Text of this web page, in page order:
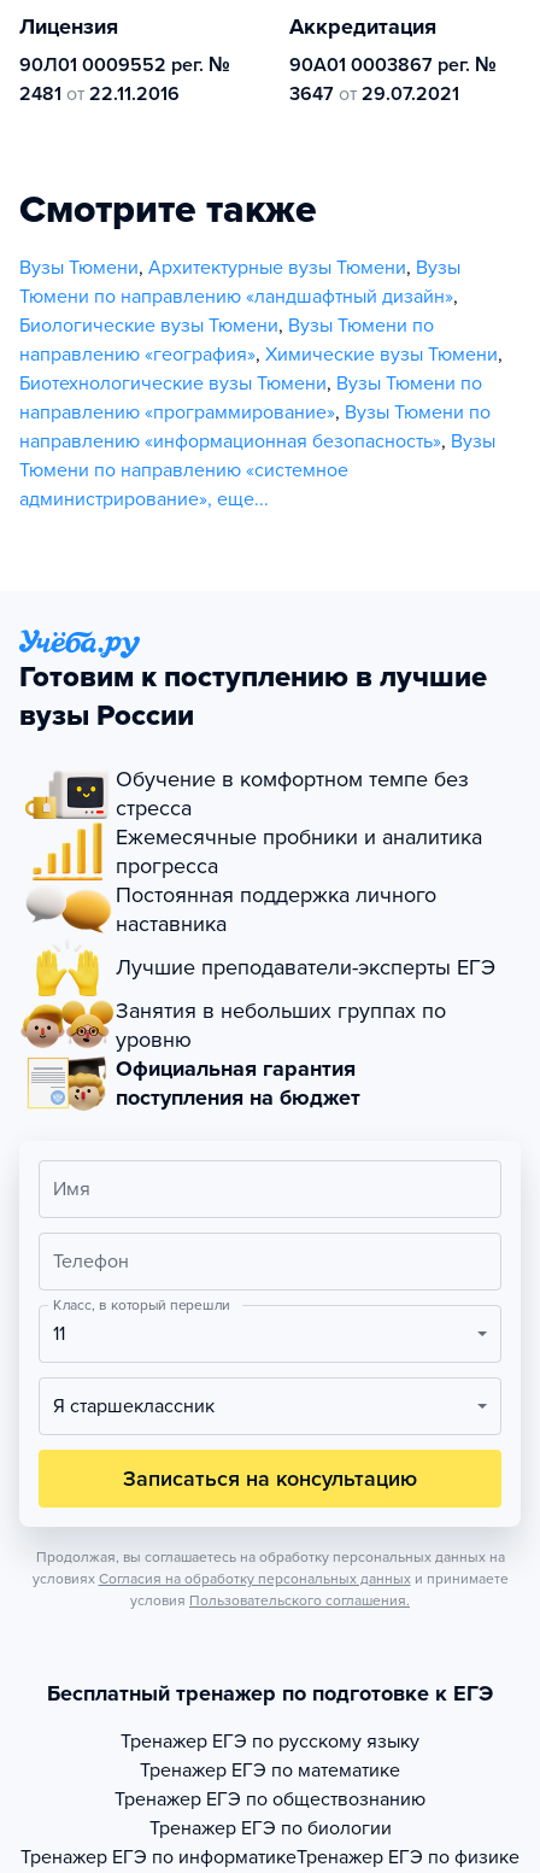
Лицензия
90Л01 0009552 рег. №
2481 от 22.11.2016
Аккредитация
90А01 0003867 рег. №
3647 от 29.07.2021
Смотрите также
Вузы Тюмени, Архитектурные вузы Тюмени, Вузы
Тюмени по направлению «ландшафтный дизайн»,
Биологические вузы Тюмени, Вузы Тюмени по
направлению «география», Химические вузы Тюмени,
Биотехнологические вузы Тюмени, Вузы Тюмени по
направлению «программирование», Вузы Тюмени по
направлению «информационная безопасность», Вузы
Тюмени по направлению «системное
администрирование», еще...
Готовим к поступлению в лучшие
вузы России
Обучение в комфортном темпе без
стресса
Ежемесячные пробники и аналитика
прогресса
Постоянная поддержка личного
наставника
Лучшие преподаватели-эксперты ЕГЭ
Занятия в небольших группах по
уровню
Официальная гарантия
поступления на бюджет
Имя
Телефон
Класс, в который перешли
11
Я старшеклассник
Записаться на консультацию
Продолжая, вы соглашаетесь на обработку персональных данных на
условиях Согласия на обработку персональных данных и принимаете
условия Пользовательского соглашения.
Бесплатный тренажер по подготовке к ЕГЭ
Тренажер ЕГЭ по русскому языку
Тренажер ЕГЭ по математике
Тренажер ЕГЭ по обществознанию
Тренажер ЕГЭ по биологии
Тренажер ЕГЭ по информатикеТренажер ЕГЭ по физике